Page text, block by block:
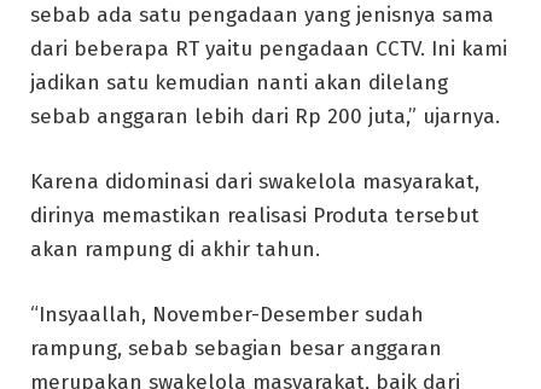
sebab ada satu pengadaan yang jenisnya sama
dari beberapa RT yaitu pengadaan CCTV. Ini kami
jadikan satu kemudian nanti akan dilelang
sebab anggaran lebih dari Rp 200 juta,” ujarnya.
Karena didominasi dari swakelola masyarakat,
dirinya memastikan realisasi Produta tersebut
akan rampung di akhir tahun.
“Insyaallah, November-Desember sudah
rampung, sebab sebagian besar anggaran
merupakan swakelola masyarakat, baik dari